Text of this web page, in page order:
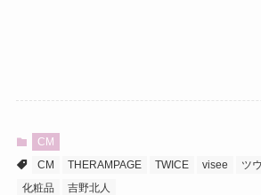
CM
CM
THERAMPAGE TWICE visee ツ
化粧品
吉野北人